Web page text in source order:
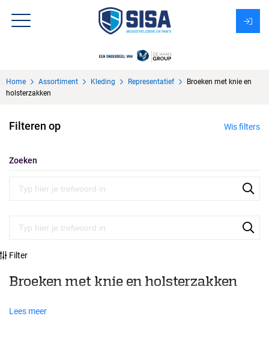
Over Sisa
Home Assortiment Kleding Representatief
Broeken met knie en
holsterzakken
Filteren op Wis filters
Zoeken
Filter
Broeken met knie en holsterzakken
Lees meer